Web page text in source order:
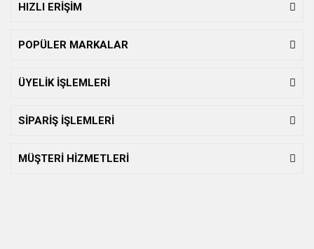
HIZLI ERİŞİM
POPÜLER MARKALAR
ÜYELİK İŞLEMLERİ
SİPARİŞ İŞLEMLERİ
MÜŞTERİ HİZMETLERİ